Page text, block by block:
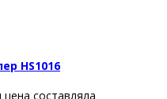
HS1016
составляла